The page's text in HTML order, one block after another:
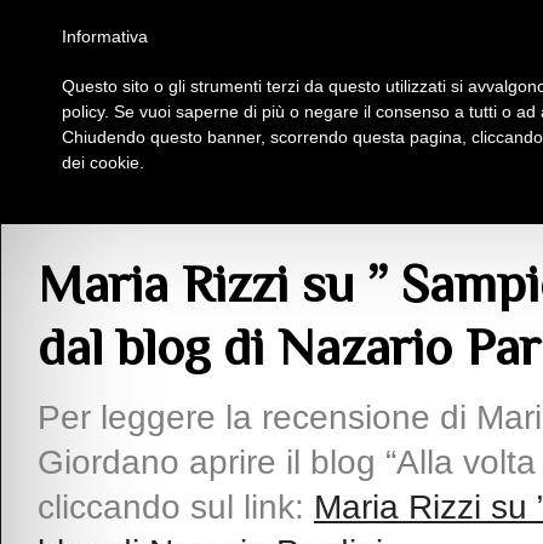
Insieme Per La Cultura
Maria Rizzi su ”
dal blog di Nazario
Per leggere la recensione di
Giordano aprire il blog “Alla
cliccando sul link: Maria Rizzi su
Informativa
Questo sito o gli strumenti terzi da questo utilizzati si
policy. Se vuoi saperne di più o negare il consenso a tutti o
Chiudendo questo banner, scorrendo questa pagina,
dei cookie.